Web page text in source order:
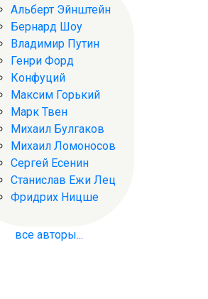
Альберт Эйнштейн
Бернард Шоу
Владимир Путин
Генри Форд
Конфуций
Максим Горький
Марк Твен
Михаил Булгаков
Михаил Ломоносов
Сергей Есенин
Станислав Ежи Лец
Фридрих Ницше
все авторы...